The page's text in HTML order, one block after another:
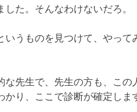
た。そんなわけないだろ。
いうものを見つけて、やっ
な先生で、先生の方も、こ
り、ここで診断が確定しま